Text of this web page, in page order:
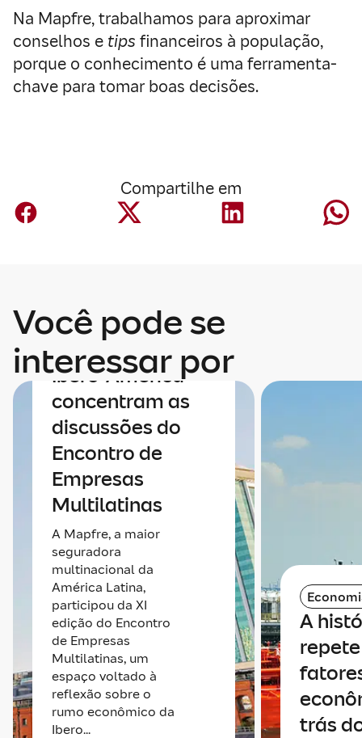
Na Mapfre, trabalhamos para aproximar
conselhos e tips financeiros à população,
porque o conhecimento é uma ferramenta-
chave para tomar boas decisões.
Compartilhe em
Você pode se
interessar por
Economia e
integração da
Ibero-América
concentram as
discussões do
Encontro de
Empresas
Multilatinas
A Mapfre, a maior
seguradora
multinacional da
América Latina,
participou da XI
edição do Encontro
de Empresas
Multilatinas, um
espaço voltado à
reflexão sobre o
rumo econômico da
Ibero...
A
trás